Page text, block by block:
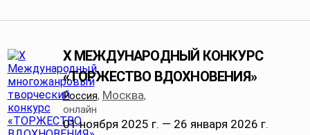
X МЕЖДУНАРОДНЫЙ КОНКУРС
«ТОРЖЕСТВО ВДОХНОВЕНИЯ»
Россия, Москва,
онлайн
01 ноября 2025 г. — 26 января 2026 г.